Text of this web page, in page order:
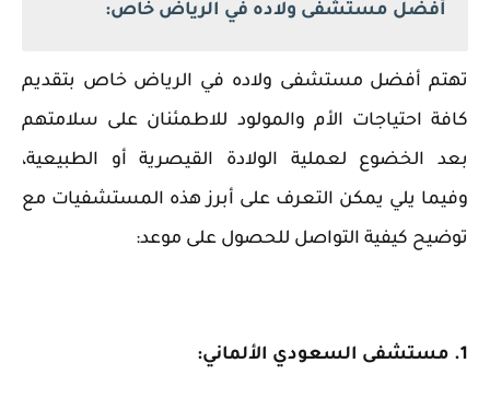
أفضل مستشفى ولاده في الرياض خاص:
تهتم أفضل مستشفى ولاده في الرياض خاص بتقديم
كافة احتياجات الأم والمولود للاطمئنان على سلامتهم
بعد الخضوع لعملية الولادة القيصرية أو الطبيعية،
وفيما يلي يمكن التعرف على أبرز هذه المستشفيات مع
توضيح كيفية التواصل للحصول على موعد:
1. مستشفى السعودي الألماني: